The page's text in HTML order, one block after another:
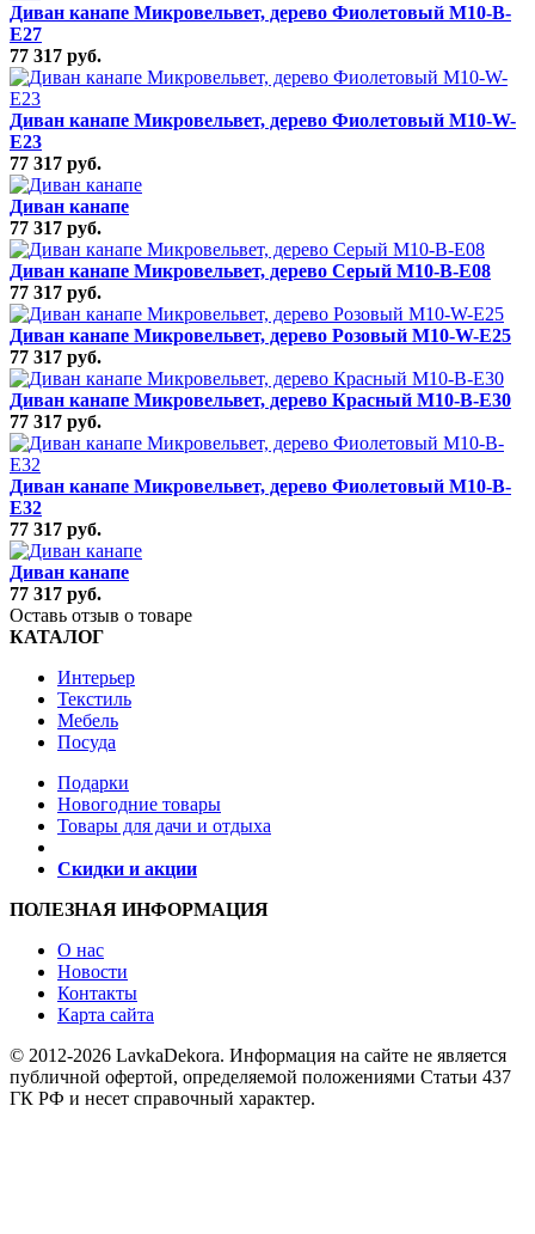
Диван канапе Микровельвет, дерево Фиолетовый M10-B-
E27
77 317 руб.
Диван канапе Микровельвет, дерево Фиолетовый M10-W-
E23
77 317 руб.
Диван канапе
77 317 руб.
Диван канапе Микровельвет, дерево Серый M10-B-E08
77 317 руб.
Диван канапе Микровельвет, дерево Розовый M10-W-E25
77 317 руб.
Диван канапе Микровельвет, дерево Красный M10-B-E30
77 317 руб.
Диван канапе Микровельвет, дерево Фиолетовый M10-B-
E32
77 317 руб.
Диван канапе
77 317 руб.
Оставь отзыв о товаре
КАТАЛОГ
Интерьер
Текстиль
Мебель
Посуда
Подарки
Новогодние товары
Товары для дачи и отдыха
Скидки и акции
ПОЛЕЗНАЯ ИНФОРМАЦИЯ
О нас
Новости
Контакты
Карта сайта
© 2012-2026 LavkaDekora. Информация на сайте не является
публичной офертой, определяемой положениями Статьи 437
ГК РФ и несет справочный характер.